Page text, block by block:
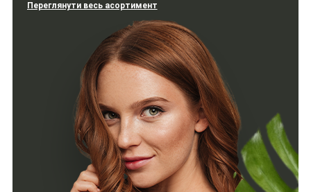
Переглянути весь асортимент